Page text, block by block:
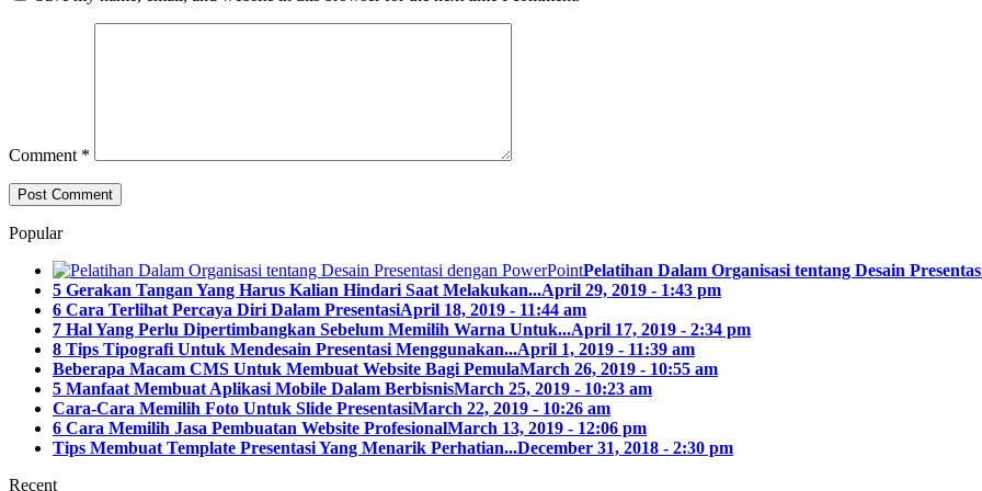
Comment *
Popular
Pelatihan Dalam Organisasi tentang Desain
5 Gerakan Tangan Yang Harus Kalian Hindari Saat Melakukan...April 29, 2019 - 1:43 pm
6 Cara Terlihat Percaya Diri Dalam PresentasiApril 18, 2019 - 11:44 am
7 Hal Yang Perlu Dipertimbangkan Sebelum Memilih Warna Untuk...April 17, 2019 - 2:34 pm
8 Tips Tipografi Untuk Mendesain Presentasi Menggunakan...April 1, 2019 - 11:39 am
Beberapa Macam CMS Untuk Membuat Website Bagi PemulaMarch 26, 2019 - 10:55 am
5 Manfaat Membuat Aplikasi Mobile Dalam BerbisnisMarch 25, 2019 - 10:23 am
Cara-Cara Memilih Foto Untuk Slide PresentasiMarch 22, 2019 - 10:26 am
6 Cara Memilih Jasa Pembuatan Website ProfesionalMarch 13, 2019 - 12:06 pm
Tips Membuat Template Presentasi Yang Menarik Perhatian...December 31, 2018 - 2:30 pm
Recent